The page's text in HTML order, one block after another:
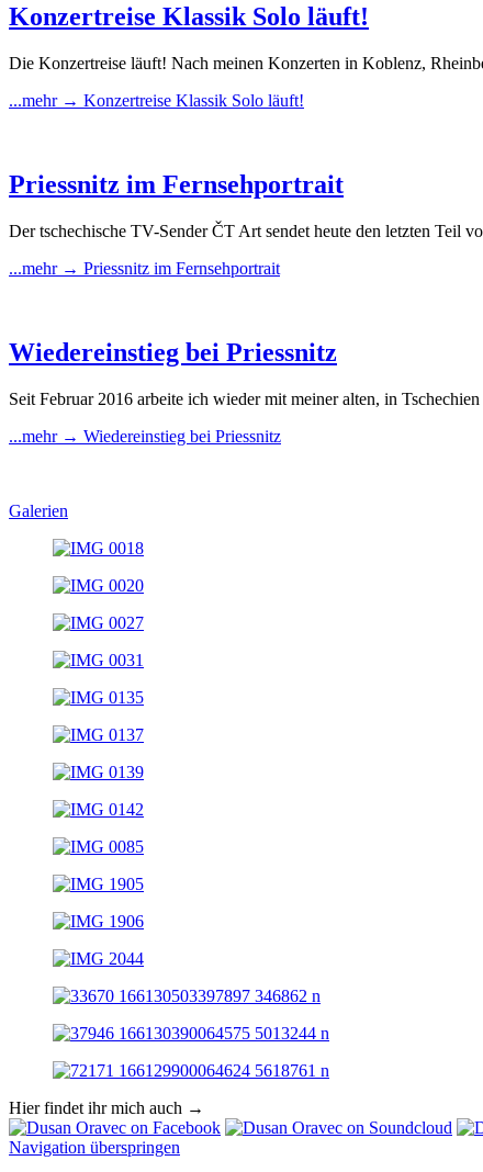
Konzertreise Klassik Solo läuft!
Die Konzertreise läuft! Nach meinen Konzerten in Koblenz,
...mehr → Konzertreise Klassik Solo läuft!
Priessnitz im Fernsehportrait
Der tschechische TV-Sender ČT Art sendet heute den letzten Teil
...mehr → Priessnitz im Fernsehportrait
Wiedereinstieg bei Priessnitz
Seit Februar 2016 arbeite ich wieder mit meiner alten, in
...mehr → Wiedereinstieg bei Priessnitz
Galerien
Hier findet ihr mich auch →
Navigation überspringen